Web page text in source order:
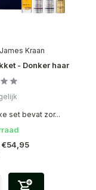
Kraan
- Donker haar
set bevat zor...
€54,95